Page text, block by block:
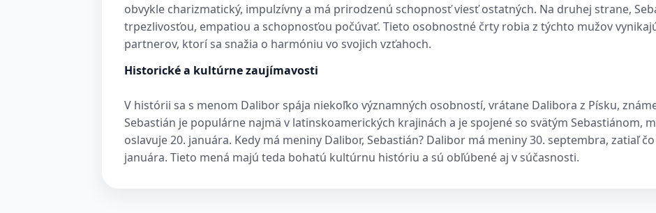
obvykle charizmatický, impulzívny a má prirodzenú schopnosť viesť ostatných. Na druhej strane,
trpezlivosťou, empatiou a schopnosťou počúvať. Tieto osobnostné črty robia z týchto mužov
partnerov, ktorí sa snažia o harmóniu vo svojich vzťahoch.
Historické a kultúrne zaujímavosti
V histórii sa s menom Dalibor spája niekoľko významných osobností, vrátane Dalibora z Písku,
Sebastián je populárne najmä v latinskoamerických krajinách a je spojené so svätým Sebastiánom,
oslavuje 20. januára. Kedy má meniny Dalibor, Sebastián? Dalibor má meniny 30. septembra, zatiaľ
januára. Tieto mená majú teda bohatú kultúrnu históriu a sú obľúbené aj v súčasnosti.